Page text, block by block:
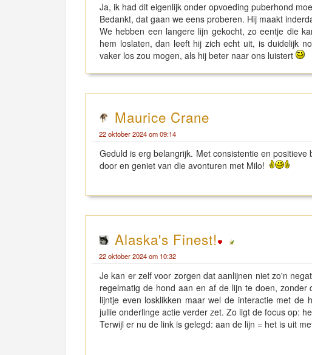
Ja, ik had dit eigenlijk onder opvoeding puberhond
Bedankt, dat gaan we eens proberen. Hij maakt
We hebben een langere lijn gekocht, zo eentje die
hem loslaten, dan leeft hij zich echt uit, is duidelijk
vaker los zou mogen, als hij beter naar ons luistert
Maurice Crane
22 oktober 2024 om 09:14
Geduld is erg belangrijk. Met consistentie en
door en geniet van die avonturen met Milo!
Alaska's Finest!
22 oktober 2024 om 10:32
Je kan er zelf voor zorgen dat aanlijnen niet zo'n
regelmatig de hond aan en af de lijn te doen,
lijntje even losklikken maar wel de interactie met de
jullie onderlinge actie verder zet. Zo ligt de focus op:
Terwijl er nu de link is gelegd: aan de lijn = het is uit